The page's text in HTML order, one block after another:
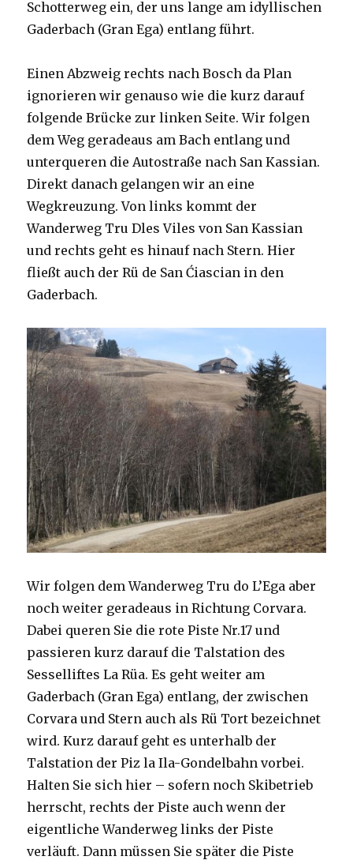
Schotterweg ein, der uns lange am idyllischen
Gaderbach (Gran Ega) entlang führt.
Einen Abzweig rechts nach Bosch da Plan
ignorieren wir genauso wie die kurz darauf
folgende Brücke zur linken Seite. Wir folgen
dem Weg geradeaus am Bach entlang und
unterqueren die Autostraße nach San Kassian.
Direkt danach gelangen wir an eine
Wegkreuzung. Von links kommt der
Wanderweg Tru Dles Viles von San Kassian
und rechts geht es hinauf nach Stern. Hier
fließt auch der Rü de San Ćiascian in den
Gaderbach.
Wir folgen dem Wanderweg Tru do L’Ega aber
noch weiter geradeaus in Richtung Corvara.
Dabei queren Sie die rote Piste Nr.17 und
passieren kurz darauf die Talstation des
Sesselliftes La Rüa. Es geht weiter am
Gaderbach (Gran Ega) entlang, der zwischen
Corvara und Stern auch als Rü Tort bezeichnet
wird. Kurz darauf geht es unterhalb der
Talstation der Piz la Ila-Gondelbahn vorbei.
Halten Sie sich hier – sofern noch Skibetrieb
herrscht, rechts der Piste auch wenn der
eigentliche Wanderweg links der Piste
verläuft. Dann müssen Sie später die Piste